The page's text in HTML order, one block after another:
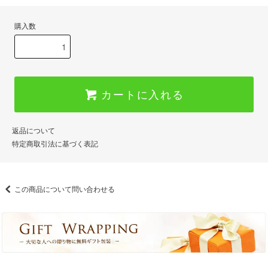
購入数
カートに入れる
返品について
特定商取引法に基づく表記
この商品について問い合わせる